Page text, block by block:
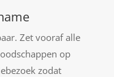
Zet vooraf alle
op
zodat